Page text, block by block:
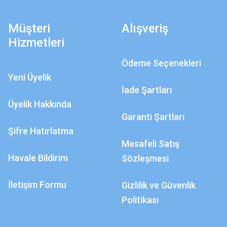
Müşteri
Hizmetleri
Yeni Üyelik
Üyelik Hakkında
Şifre Hatırlatma
Havale Bildirim
İletişim Formu
Alışveriş
Ödeme Seçenekleri
İade Şartları
Garanti Şartları
Mesafeli Satış
Sözleşmesi
Gizlilik ve Güvenlik
Politikası